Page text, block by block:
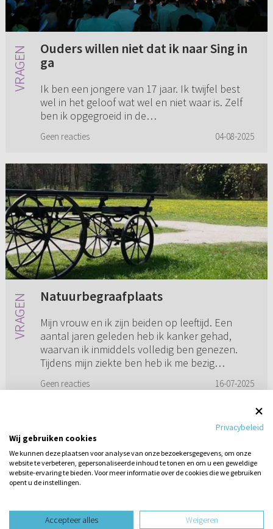
Ouders willen niet dat ik naar Sing in
ga
Ik ben een jongere van 17 jaar. Ik twijfel best
wel in het geloof wat wel en niet waar is. Zelf
ben ik opgegroeid in de
steeds. Mijn vriendin zit in een Hervorm...
Geen reacties 04-08-2025
Natuurbegraafplaats
Mijn vrouw en ik zijn beiden op leeftijd. Een
aantal jaren geleden heb ik kanker gehad,
waarvan ik inmiddels volledig ben genezen.
Tijdens mijn ziekte ben heb ik me bezig
Geen reacties 16-07-2025
1 2
design website dooreen vraag
Privacybeleid
Wij gebruiken cookies
We kunnen deze plaatsen voor analyse van onze bezoekersgegevens, om onze
website te verbeteren, gepersonaliseerde inhoud te tonen en om u een geweldige
website-ervaring te bieden. Voor meer informatie over de cookies die we gebruiken
opent u de instellingen.
Accepteer alles Weigeren